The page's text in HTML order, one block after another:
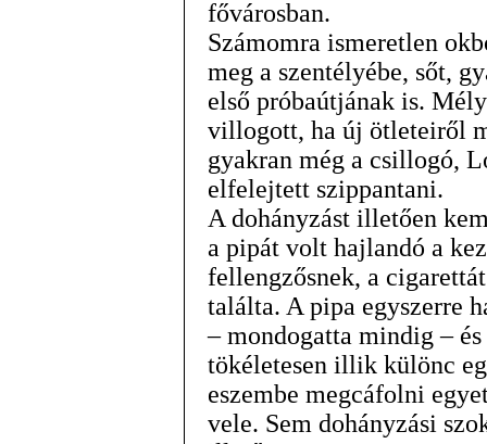
fővárosban.
Számomra ismeretlen
meg a szentélyébe, sőt,
első próbaútjának is.
villogott, ha új ötleteiről
gyakran még a csillogó,
elfelejtett szippantani.
A dohányzást illetően
a pipát volt hajlandó a
fellengzősnek, a
találta. A pipa egyszerre
– mondogatta mindig –
tökéletesen illik különc
eszembe megcáfolni
vele. Sem dohányzási